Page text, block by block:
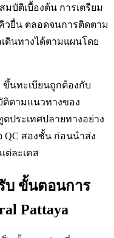
บัติเบื้องต้น การเตรียม
วยื่น ตลอดจนการติดตาม
ดินทางได้ตามแผนโดย
ขึ้นทะเบียนถูกต้องกับ
ตามแนวทางของ
ประเทศปลายทางอย่าง
QC สองชั้น ก่อนนำส่ง
ต่ละเคส
บ ขั้นตอนการ
Pattaya